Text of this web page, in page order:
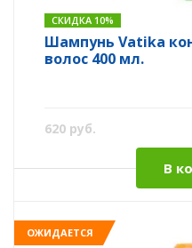
СКИДКА 10%
Шампунь Vatika
волос 400 мл.
620 руб.
В
ОЖИДАЕТСЯ